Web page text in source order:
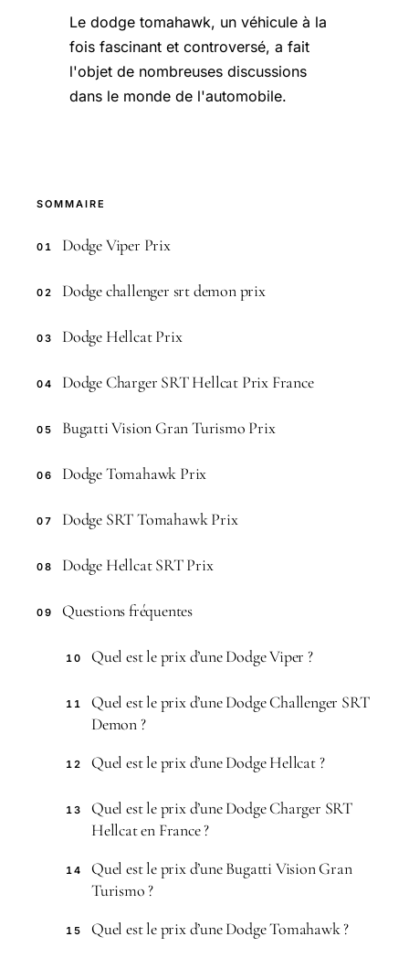
Le dodge tomahawk, un véhicule à la
fois fascinant et controversé, a fait
l'objet de nombreuses discussions
dans le monde de l'automobile.
SOMMAIRE
01 Dodge Viper Prix
02 Dodge challenger srt demon prix
03 Dodge Hellcat Prix
04 Dodge Charger SRT Hellcat Prix France
05 Bugatti Vision Gran Turismo Prix
06 Dodge Tomahawk Prix
07 Dodge SRT Tomahawk Prix
08 Dodge Hellcat SRT Prix
09 Questions fréquentes
10 Quel est le prix d’une Dodge Viper ?
11
Quel est le prix d’une Dodge Challenger SRT
Demon ?
12 Quel est le prix d’une Dodge Hellcat ?
13
Quel est le prix d’une Dodge Charger SRT
Hellcat en France ?
14
Quel est le prix d’une Bugatti Vision Gran
Turismo ?
15 Quel est le prix d’une Dodge Tomahawk ?